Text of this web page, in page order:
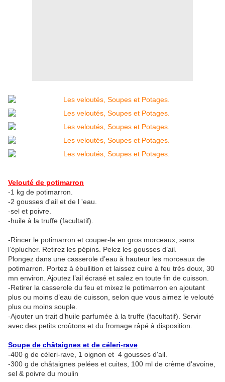
Velouté de potimarron
-1 kg de potimarron.
-2 gousses d'ail et de l 'eau.
-sel et poivre.
-huile à la truffe (facultatif).
-Rincer le potimarron et couper-le en gros morceaux, sans
l’éplucher. Retirez les pépins. Pelez les gousses d’ail.
Plongez dans une casserole d’eau à hauteur les morceaux de
potimarron. Portez à ébullition et laissez cuire à feu très doux, 30
mn environ. Ajoutez l’ail écrasé et salez en toute fin de cuisson.
-Retirer la casserole du feu et mixez le potimarron en ajoutant
plus ou moins d’eau de cuisson, selon que vous aimez le velouté
plus ou moins souple.
-Ajouter un trait d’huile parfumée à la truffe (facultatif). Servir
avec des petits croûtons et du fromage râpé à disposition.
Soupe de châtaignes et de céleri-rave
-400 g de céleri-rave, 1 oignon et 4 gousses d'ail.
-300 g de châtaignes pelées et cuites, 100 ml de crème d'avoine,
sel & poivre du moulin